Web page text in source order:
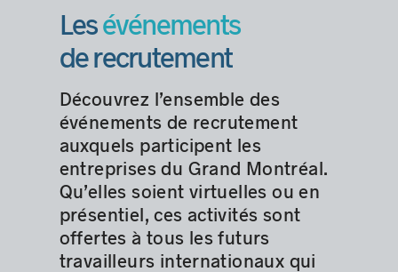
Lesévénements
de recrutement
Découvrez l’ensemble des
événements de recrutement
auxquels participent les
entreprises du Grand Montréal.
Qu’elles soient virtuelles ou en
présentiel, ces activités sont
offertes à tous les futurs
travailleurs internationaux qui